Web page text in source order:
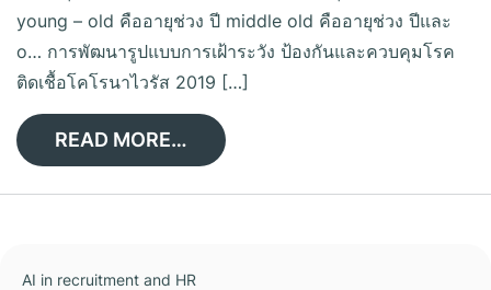
young – old คืออายุช่วง ปี middle old คืออายุช่วง ปีและ
o… การพัฒนารูปแบบการเฝ้าระวัง ป้องกันและควบคุมโรค
ติดเชื้อโคโรนาไวรัส 2019 […]
READ MORE…
AI in recruitment and HR